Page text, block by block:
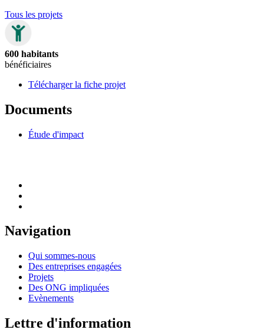
Tous les projets
600 habitants
bénéficiaires
Télécharger la fiche projet
Documents
Étude d'impact
Navigation
Qui sommes-nous
Des entreprises engagées
Projets
Des ONG impliquées
Evènements
Lettre d'information